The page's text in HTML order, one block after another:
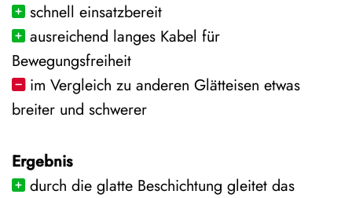
schnell einsatzbereit
ausreichend langes Kabel für
Bewegungsfreiheit
im Vergleich zu anderen Glätteisen etwas
breiter und schwerer
Ergebnis
durch die glatte Beschichtung gleitet das